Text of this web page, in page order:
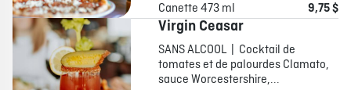
Canette 473 ml 9,75 $
Virgin Ceasar
SANS ALCOOL | Cocktail de
tomates et de palourdes Clamato,
sauce Worcestershire,...